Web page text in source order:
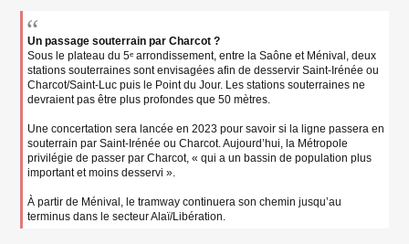
Un passage souterrain par Charcot ?
Sous le plateau du 5ᵉ arrondissement, entre la Saône et Ménival, deux
stations souterraines sont envisagées afin de desservir Saint-Irénée ou
Charcot/Saint-Luc puis le Point du Jour. Les stations souterraines ne
devraient pas être plus profondes que 50 mètres.
Une concertation sera lancée en 2023 pour savoir si la ligne passera en
souterrain par Saint-Irénée ou Charcot. Aujourd’hui, la Métropole
privilégie de passer par Charcot, « qui a un bassin de population plus
important et moins desservi ».
À partir de Ménival, le tramway continuera son chemin jusqu’au
terminus dans le secteur Alaï/Libération.